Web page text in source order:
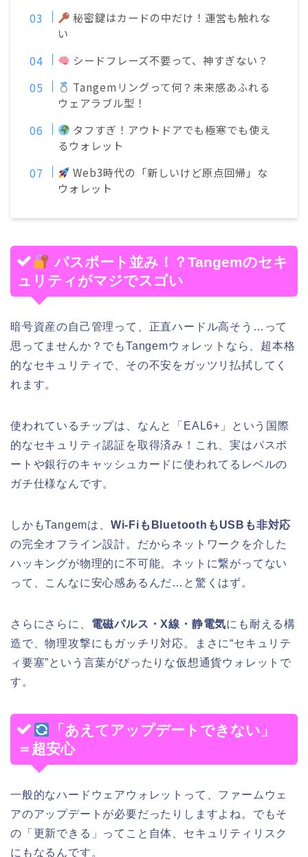
秘密鍵はカードの中だけ！運営も触れな
い
シードフレーズ不要って、神すぎない？
Tangemリングって何？未来感あふれる
ウェアラブル型！
タフすぎ！アウトドアでも極寒でも使え
るウォレット
Web3時代の「新しいけど原点回帰」な
ウォレット
パスポート並み！？Tangemのセキ
ュリティがマジでスゴい
暗号資産の自己管理って、正直ハードル高そう…って
思ってませんか？でもTangemウォレットなら、超本格
的なセキュリティで、その不安をガッツリ払拭してく
れます。
使われているチップは、なんと「EAL6+」という国際
的なセキュリティ認証を取得済み！これ、実はパスポ
ートや銀行のキャッシュカードに使われてるレベルの
ガチ仕様なんです。
しかもTangemは、 Wi-FiもBluetoothもUSBも非対応
の完全オフライン設計。だからネットワークを介した
ハッキングが物理的に不可能。ネットに繋がってない
って、こんなに安心感あるんだ…と驚くはず。
さらにさらに、 電磁パルス・X線・静電気にも耐える構
造で、物理攻撃にもガッチリ対応。まさに“セキュリテ
ィ要塞”という言葉がぴったりな仮想通貨ウォレットで
す。
「あえてアップデートできない」
＝超安心
一般的なハードウェアウォレットって、ファームウェ
アのアップデートが必要だったりしますよね。でもそ
の「更新できる」ってこと自体、セキュリティリスク
にもなるんです。